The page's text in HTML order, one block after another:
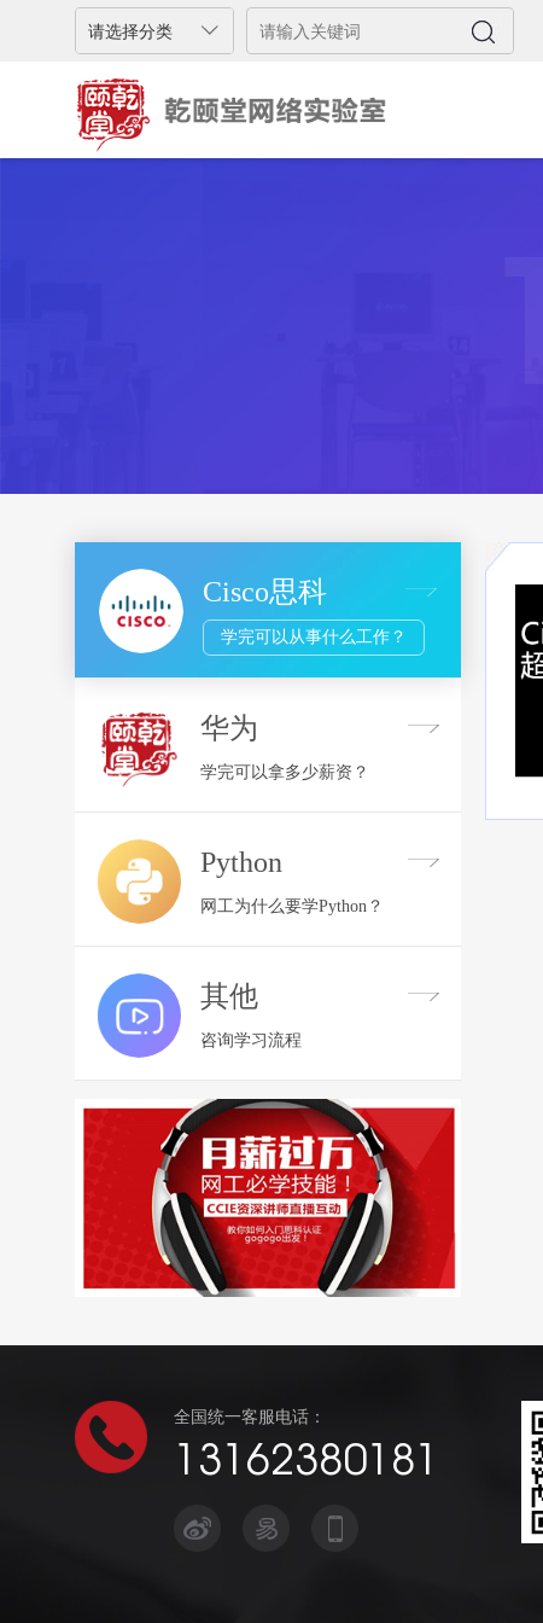
Cisco思科
学完可以从事什么工作？
华为
学完可以拿多少薪资？
Python
网工为什么要学Python？
其他
咨询学习流程
全国统一客服电话：
13162380181